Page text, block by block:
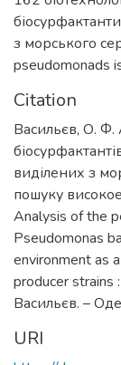
біосурфактанти
з морського
pseudomonads
Citation
Васильєв, О. Ф.
виділених з
пошуку
Analysis of the
Pseudomonas
environment as
producer
Васильєв. –
URI